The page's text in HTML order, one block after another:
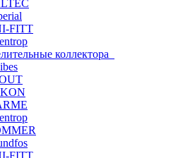
FITT
коллектора
FITT